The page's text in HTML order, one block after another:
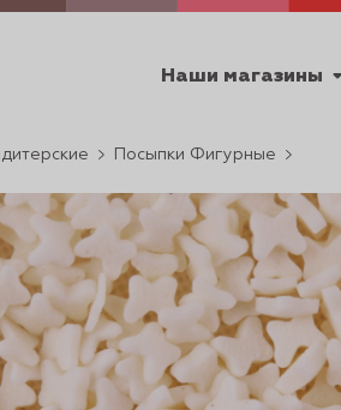
Время работы
ПН-ПТ с 9:00 до 18:00
Наши магазины
ТЕХНИЧЕСКИЕ
УРОКИ
Посыпки Фигурные